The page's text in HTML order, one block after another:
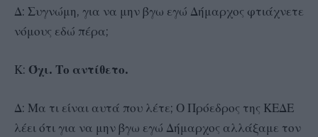
Δ: Συγνώμη, για να μην βγω εγώ Δήμαρχος φτιάχνετε
νόμους εδώ πέρα;
Κ: Όχι. Το αντίθετο.
Δ: Μα τι είναι αυτά που λέτε; Ο Πρόεδρος της ΚΕΔΕ
λέει ότι για να μην βγω εγώ Δήμαρχος αλλάξαμε τον